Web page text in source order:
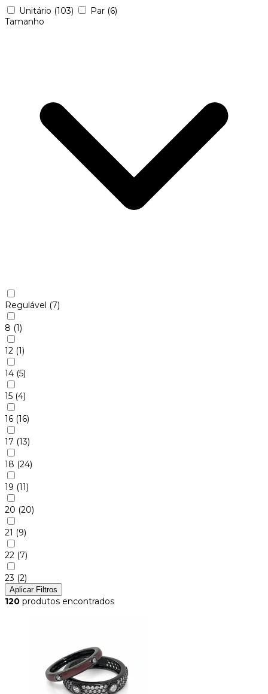
Unitário (103) Par (6)
Tamanho
Regulável (7)
8 (1)
12 (1)
14 (5)
15 (4)
16 (16)
17 (13)
18 (24)
19 (11)
20 (20)
21 (9)
22 (7)
23 (2)
Aplicar Filtros
120 produtos encontrados